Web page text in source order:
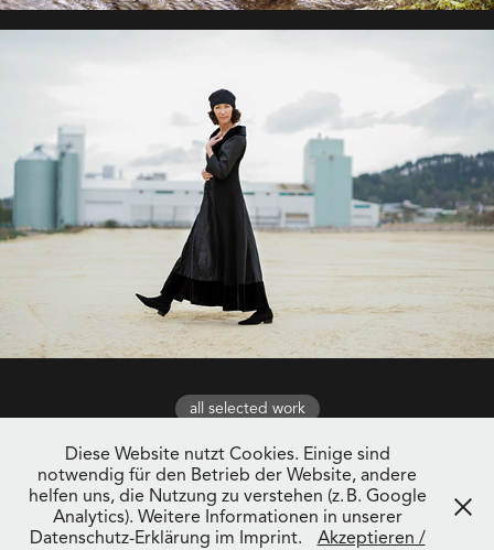
all selected work
Diese Website nutzt Cookies. Einige sind
notwendig für den Betrieb der Website, andere
helfen uns, die Nutzung zu verstehen (z. B. Google
Analytics). Weitere Informationen in unserer
Datenschutz-Erklärung im Imprint.
Akzeptieren /